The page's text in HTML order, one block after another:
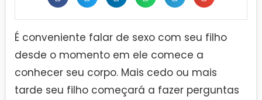
É conveniente falar de sexo com seu filho
desde o momento em ele comece a
conhecer seu corpo. Mais cedo ou mais
tarde seu filho começará a fazer perguntas